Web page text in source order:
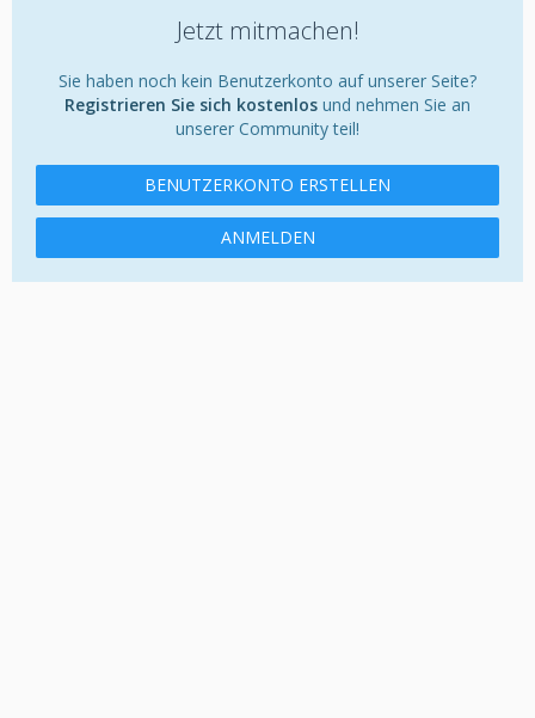
Jetzt mitmachen!
Sie haben noch kein Benutzerkonto auf unserer Seite?
Registrieren Sie sich kostenlos und nehmen Sie an
unserer Community teil!
BENUTZERKONTO ERSTELLEN
ANMELDEN